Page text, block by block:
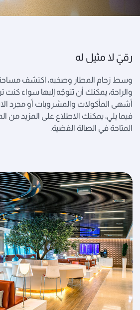
رقيّ لا مثيل له
وسط زحام المطار وصخبه، اكتشف مساحة
والراحة، يمكنك أن تتوجّه إليها سواء كنت
أشهى المأكولات والمشروبات أو مجرد
فيما يلي، يمكنك الاطلاع على المزيد من
المتاحة في الصالة الفضية.